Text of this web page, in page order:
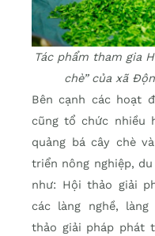
Tác phẩm tham gia
chè” của xã
Bên cạnh các hoạt
cũng tổ chức nhiều
quảng bá cây chè
triển nông nghiệp,
như: Hội thảo giải
các làng nghề,
thảo giải pháp phát